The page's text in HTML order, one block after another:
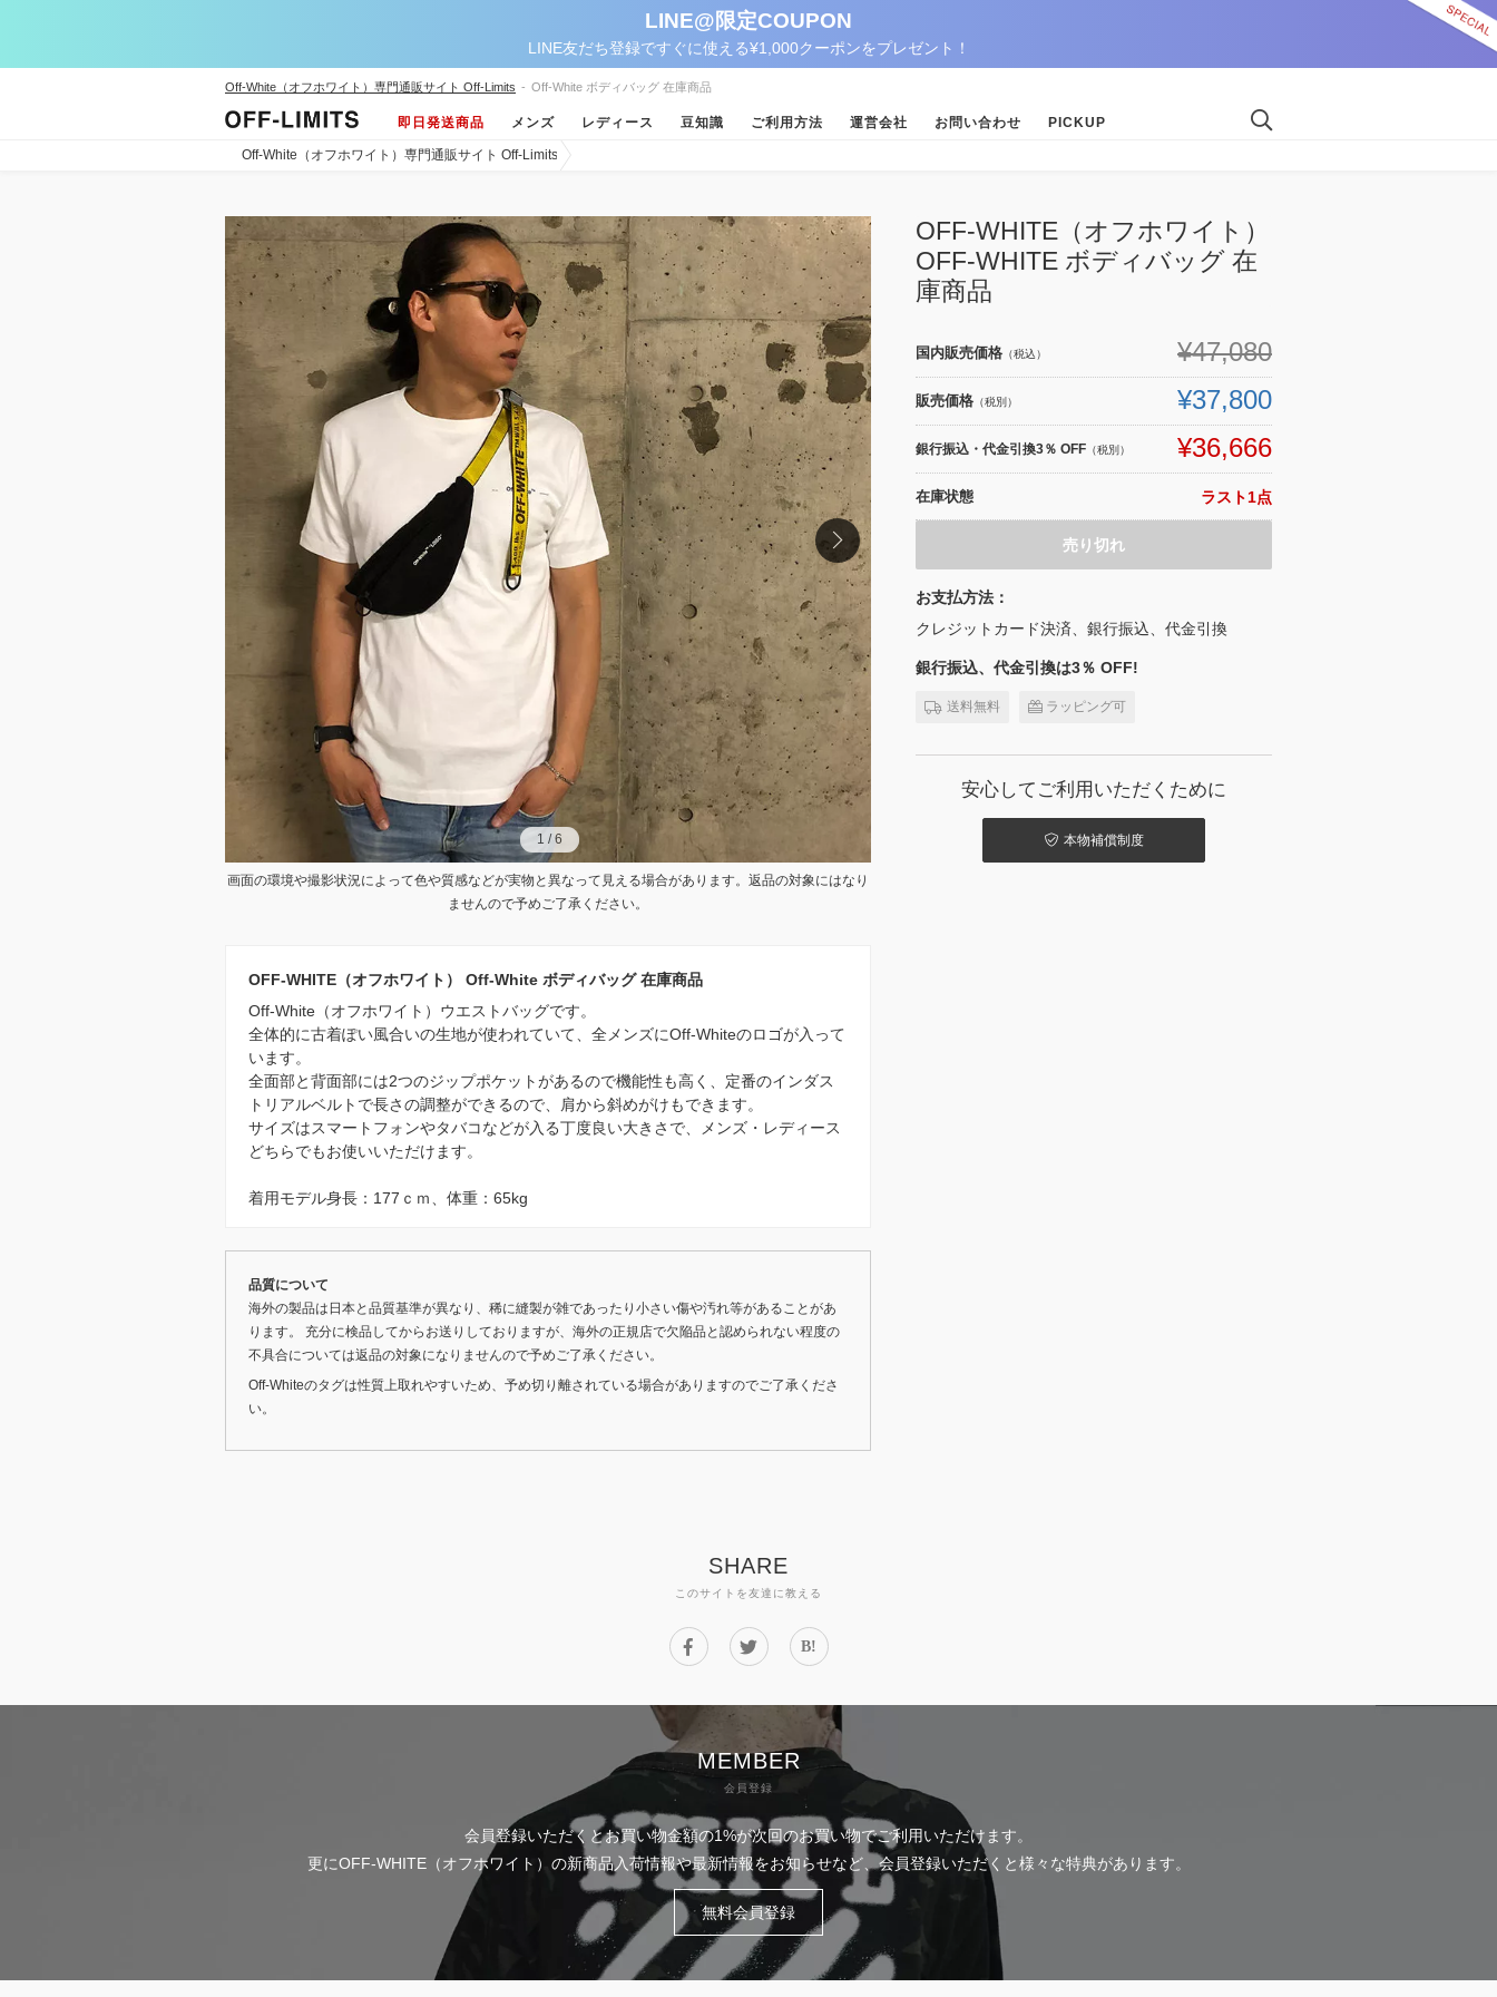
LINE@限定COUPON
LINE友だち登録ですぐに使える¥1,000クーポンをプレゼント！
Off-White（オフホワイト）専門通販サイト Off-Limits - Off-White ボディバッグ 在庫商品
即日発送商品 メンズ レディース 豆知識 ご利用方法 運営会社 お問い合わせ PICKUP
Off-White（オフホワイト）専門通販サイト Off-Limits
1 /6
1 /6
画面の環境や撮影状況によって色や質感などが実物と異なって見える場合があります。返品の対象にはなり
ませんので予めご了承ください。
OFF-WHITE（オフホワイト） Off-White ボディバッグ 在庫商品
Off-White（オフホワイト）ウエストバッグです。
全体的に古着ぽい風合いの生地が使われていて、全メンズにOff-Whiteのロゴが入って
います。
全面部と背面部には2つのジップポケットがあるので機能性も高く、定番のインダス
トリアルベルトで長さの調整ができるので、肩から斜めがけもできます。
サイズはスマートフォンやタバコなどが入る丁度良い大きさで、メンズ・レディース
どちらでもお使いいただけます。
着用モデル身長：177ｃｍ、体重：65kg
品質について
海外の製品は日本と品質基準が異なり、稀に縫製が雑であったり小さい傷や汚れ等があることがあ
ります。 充分に検品してからお送りしておりますが、海外の正規店で欠陥品と認められない程度の
不具合については返品の対象になりませんので予めご了承ください。
Off-Whiteのタグは性質上取れやすいため、予め切り離されている場合がありますのでご了承くださ
い。
OFF-WHITE（オフホワイト）
OFF-WHITE ボディバッグ 在
庫商品
国内販売価格 （税込） ¥47,080
販売価格 （税別） ¥37,800
銀行振込・代金引換3％ OFF （税別） ¥36,666
在庫状態 ラスト1点
売り切れ
お支払方法：
クレジットカード決済、銀行振込、代金引換
銀行振込、代金引換は3％ OFF!
送料無料 ラッピング可
安心してご利用いただくために
本物補償制度
SHARE
このサイトを友達に教える
B!
MEMBER
会員登録
会員登録いただくとお買い物金額の1%が次回のお買い物でご利用いただけます。
更にOFF-WHITE（オフホワイト）の新商品入荷情報や最新情報をお知らせなど、会員登録いただくと様々な特典があります。
無料会員登録